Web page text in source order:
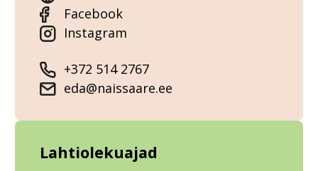
Facebook
Instagram
+372 514 2767
eda@naissaare.ee
Lahtiolekuajad